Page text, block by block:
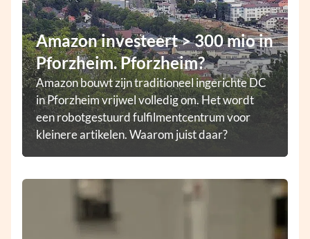
Amazon investeert > 300 mio in
Pforzheim. Pforzheim?
Amazon bouwt zijn traditioneel ingerichte DC
in Pforzheim vrijwel volledig om. Het wordt
een robotgestuurd fulfilmentcentrum voor
kleinere artikelen. Waarom juist daar?